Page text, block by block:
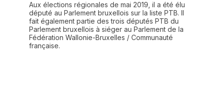
Aux élections régionales de mai 2019, il a été élu
député au Parlement bruxellois sur la liste PTB. Il
fait également partie des trois députés PTB du
Parlement bruxellois à siéger au Parlement de la
Fédération Wallonie-Bruxelles / Communauté
française.